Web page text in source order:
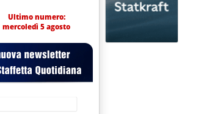
Ultimo numero:
mercoledì 5 agosto